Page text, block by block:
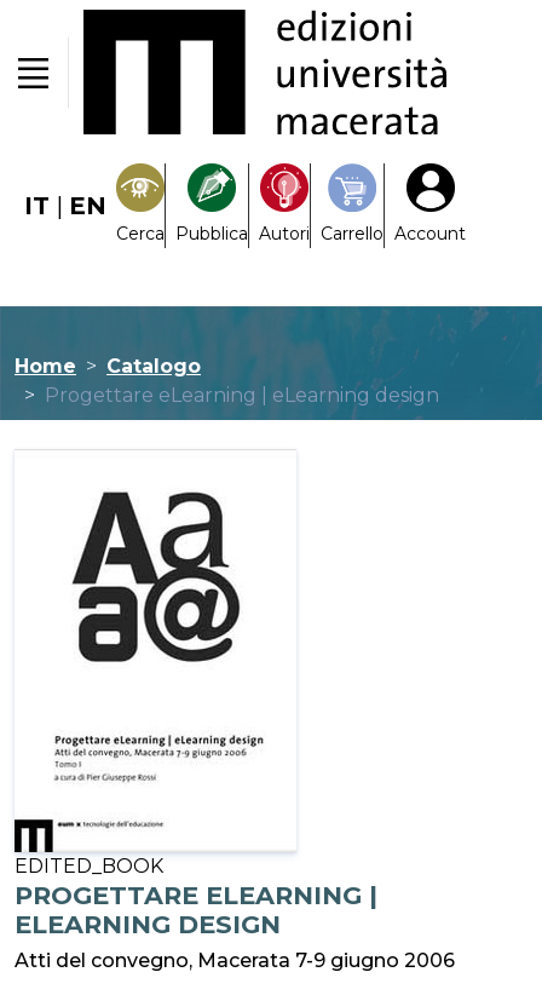
IT | EN
Cerca Pubblica Autori Carrello Account
Home
Catalogo
Progettare eLearning | eLearning design
EDITED_BOOK
PROGETTARE ELEARNING |
ELEARNING DESIGN
Atti del convegno, Macerata 7-9 giugno 2006